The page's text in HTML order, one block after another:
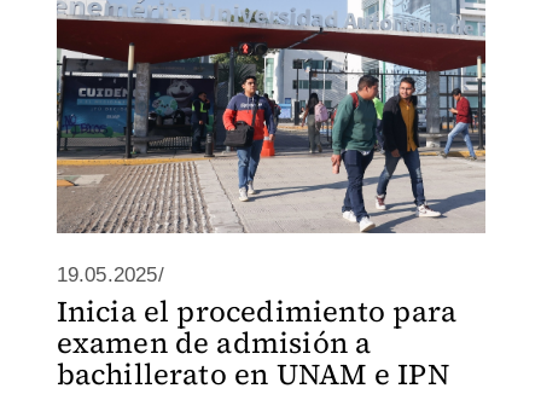
19.05.2025/
Inicia el procedimiento para
examen de admisión a
bachillerato en UNAM e IPN